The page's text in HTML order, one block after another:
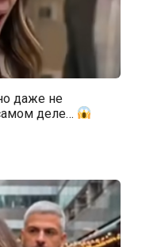
даже не
деле…